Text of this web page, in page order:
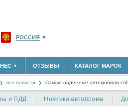
РОССИЯ ▼
САНКТ-ПЕТЕРБУРГ И ОБЛАСТЬ(14298)
КРАСНОДАРСКИЙ КРАЙ(5619)
КРЫМ РЕСПУБЛИКА(412)
▼
ДИЛЕРЫ(1347)
ОТЗЫВЫ КАТАЛОГ МАРОК
все новости Самые надежные автомобили
и ПДД Новинка автопрома